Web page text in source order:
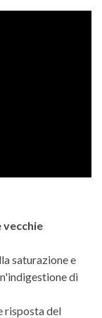
vecchie
saturazione e
di
risposta del